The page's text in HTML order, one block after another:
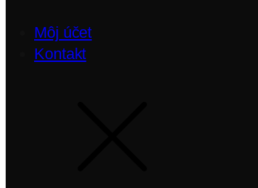
Môj účet
Kontakt